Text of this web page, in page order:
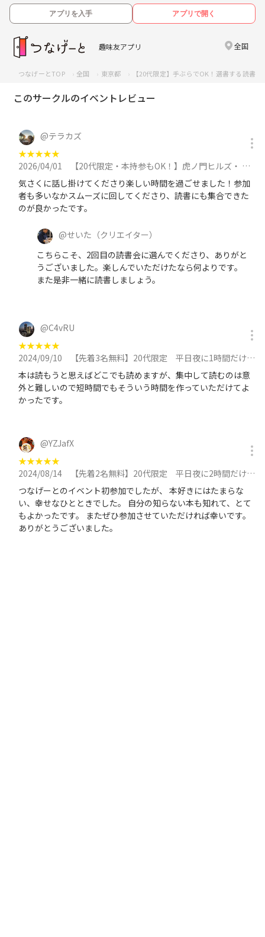
アプリを入手 アプリで開く
趣味友アプリ 全国
つなげーとTOP 全国 東京都 【20代限定】手ぶらでOK！選書する読書会
このサークルのイベントレビュー
@テラカズ
★★★★★
2026/04/01
【20代限定・本持参もOK！】虎ノ門ヒルズ・ 物語が沸き立つmagma booksを散策・カフェで本を読む時間をつくろうに参加
気さくに話し掛けてくださり楽しい時間を過ごせました！参加
者も多いなかスムーズに回してくださり、読書にも集合できた
のが良かったです。
@せいた （クリエイター）
こちらこそ、2回目の読書会に選んでくださり、ありがと
うございました。楽しんでいただけたなら何よりです。
また是非一緒に読書しましょう。
@C4vRU
★★★★★
2024/09/10
【先着3名無料】20代限定 平日夜に1時間だけ読書の時間をとろう 9/10に参加
本は読もうと思えばどこでも読めますが、集中して読むのは意
外と難しいので短時間でもそういう時間を作っていただけてよ
かったです。
@YZJafX
★★★★★
2024/08/14
【先着2名無料】20代限定 平日夜に2時間だけ読書の時間をとろう 8/14に参加
つなげーとのイベント初参加でしたが、 本好きにはたまらな
い、幸せなひとときでした。 自分の知らない本も知れて、とて
もよかったです。 またぜひ参加させていただければ幸いです。
ありがとうございました。